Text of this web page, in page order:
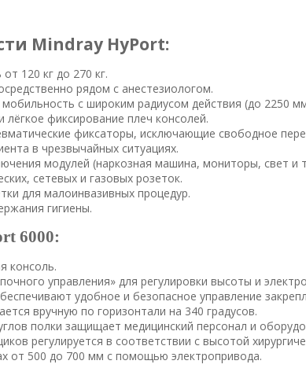
Mindray HyPort:
120 кг до 270 кг.
рядом с анестезиологом.
с широким радиусом действия (до 2250
фиксирование плеч консолей.
фиксаторы, исключающие свободное
в чрезвычайных ситуациях.
модулей (наркозная машина, мониторы, свет и
сетевых и газовых розеток.
для малоинвазивных процедур.
гигиены.
6000:
консоль.
управления» для регулировки высоты и
удобное и безопасное управление
вручную по горизонтали на 340 градусов.
полки защищает медицинский персонал и
регулируется в соответствии с высотой
от 500 до 700 мм с помощью электропривода.